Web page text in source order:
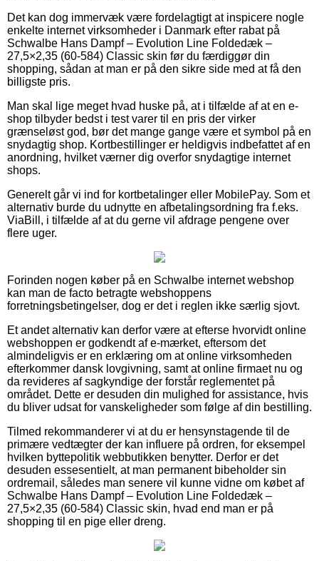
Det kan dog immervæk være fordelagtigt at inspicere nogle
enkelte internet virksomheder i Danmark efter rabat på
Schwalbe Hans Dampf – Evolution Line Foldedæk –
27,5×2,35 (60-584) Classic skin før du færdiggør din
shopping, sådan at man er på den sikre side med at få den
billigste pris.
Man skal lige meget hvad huske på, at i tilfælde af at en e-
shop tilbyder bedst i test varer til en pris der virker
grænseløst god, bør det mange gange være et symbol på en
snydagtig shop. Kortbestillinger er heldigvis indbefattet af en
anordning, hvilket værner dig overfor snydagtige internet
shops.
Generelt går vi ind for kortbetalinger eller MobilePay. Som et
alternativ burde du udnytte en afbetalingsordning fra f.eks.
ViaBill, i tilfælde af at du gerne vil afdrage pengene over
flere uger.
Forinden nogen køber på en Schwalbe internet webshop
kan man de facto betragte webshoppens
forretningsbetingelser, dog er det i reglen ikke særlig sjovt.
Et andet alternativ kan derfor være at efterse hvorvidt online
webshoppen er godkendt af e-mærket, eftersom det
almindeligvis er en erklæring om at online virksomheden
efterkommer dansk lovgivning, samt at online firmaet nu og
da revideres af sagkyndige der forstår reglementet på
området. Dette er desuden din mulighed for assistance, hvis
du bliver udsat for vanskeligheder som følge af din bestilling.
Tilmed rekommanderer vi at du er hensynstagende til de
primære vedtægter der kan influere på ordren, for eksempel
hvilken byttepolitik webbutikken benytter. Derfor er det
desuden essesentielt, at man permanent bibeholder sin
ordremail, således man senere vil kunne vidne om købet af
Schwalbe Hans Dampf – Evolution Line Foldedæk –
27,5×2,35 (60-584) Classic skin, hvad end man er på
shopping til en pige eller dreng.